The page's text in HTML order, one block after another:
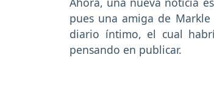
pues una amiga de
diario íntimo, el cual
pensando en publicar.